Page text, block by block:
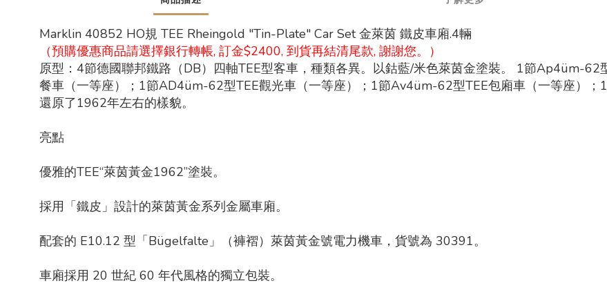
Marklin 40852 HO規 TEE Rheingold "Tin-Plate" Car Set 金萊茵 鐵皮車廂.4輛
（預購優惠商品請選擇銀行轉帳, 訂金$2400, 到貨再結清尾款, 謝謝您。）
原型：4節德國聯邦鐵路（DB）四軸TEE型客車，種類各異。以鈷藍/米色萊茵金塗裝。 1節Ap4üm-
餐車（一等座）；1節AD4üm-62型TEE觀光車（一等座）；1節Av4üm-62型TEE包廂車（一等座）
還原了1962年左右的樣貌。
亮點
優雅的TEE“萊茵黃金1962”塗裝。
採用「鐵皮」設計的萊茵黃金系列金屬車廂。
配套的 E10.12 型「Bügelfalte」（褲褶）萊茵黃金號電力機車，貨號為 30391。
車廂採用 20 世紀 60 年代風格的獨立包裝。